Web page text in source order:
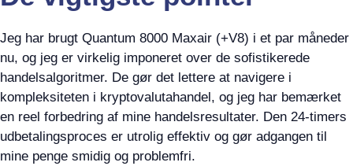
Jeg har brugt Quantum 8000 Maxair (+V8) i et par måneder
nu, og jeg er virkelig imponeret over de sofistikerede
handelsalgoritmer. De gør det lettere at navigere i
kompleksiteten i kryptovalutahandel, og jeg har bemærket
en reel forbedring af mine handelsresultater. Den 24-timers
udbetalingsproces er utrolig effektiv og gør adgangen til
mine penge smidig og problemfri.